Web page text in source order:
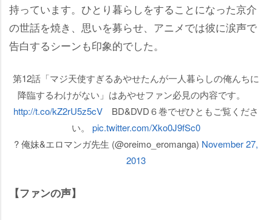
持っています。ひとり暮らしをすることになった京介
の世話を焼き、思いを募らせ、アニメでは彼に涙声で
告白するシーンも印象的でした。
第12話「マジ天使すぎるあやせたんが一人暮らしの俺んちに
降臨するわけがない」はあやせファン必見の内容です。
http://t.co/kZ2rU5z5cV BD&DVD６巻でぜひともご覧くださ
い。 pic.twitter.com/Xko0J9fSc0
? 俺妹&エロマンガ先生 (@oreimo_eromanga) November 27,
2013
【ファンの声】